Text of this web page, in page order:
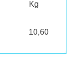
Kg
10,60